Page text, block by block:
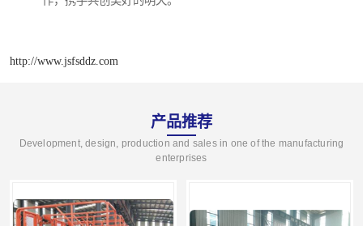
http://www.jsfsddz.com
产品推荐
Development, design, production and sales in one of the manufacturing
enterprises